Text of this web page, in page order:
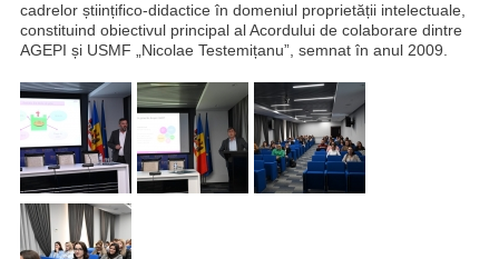
cadrelor științifico-didactice în domeniul proprietății intelectuale,
constituind obiectivul principal al Acordului de colaborare dintre
AGEPI și USMF „Nicolae Testemițanu”, semnat în anul 2009.